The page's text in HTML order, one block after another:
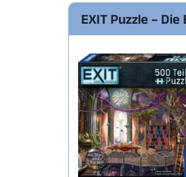
EXIT Puzzle –